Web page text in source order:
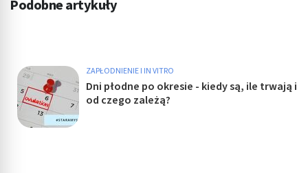
Podobne artykuły
ZAPŁODNIENIE I IN VITRO
Dni płodne po okresie - kiedy są, ile trwają i
od czego zależą?